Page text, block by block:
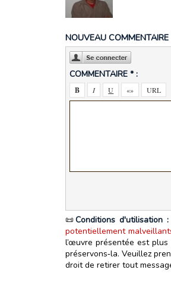
NOUVEAU COMMENTAIRE
COMMENTAIRE * :
📜Conditions d'utilisation :
potentiellement
l’œuvre présentée est
préservons‑la. Veuillez
droit de retirer tout